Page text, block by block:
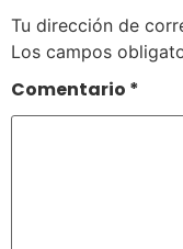
Tu dirección de
Los campos
Comentario *